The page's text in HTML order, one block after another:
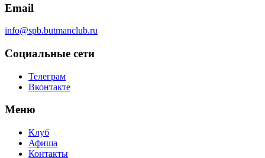
Email
info@spb.butmanclub.ru
Социальные сети
Телеграм
Вконтакте
Меню
Клуб
Афиша
Контакты